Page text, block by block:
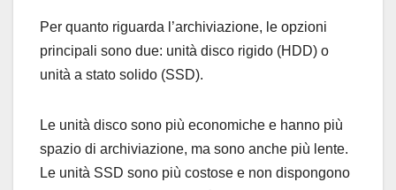
Per quanto riguarda l’archiviazione, le opzioni
principali sono due: unità disco rigido (HDD) o
unità a stato solido (SSD).
Le unità disco sono più economiche e hanno più
spazio di archiviazione, ma sono anche più lente.
Le unità SSD sono più costose e non dispongono